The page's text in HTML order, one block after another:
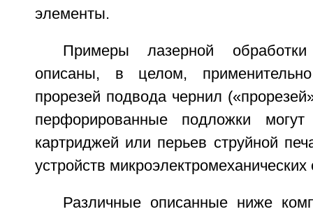
элементы.
Примеры лазерной
описаны, в целом,
прорезей подвода чернил
перфорированные подложки
картриджей или перьев струйной
устройств
Различные описанные ниже